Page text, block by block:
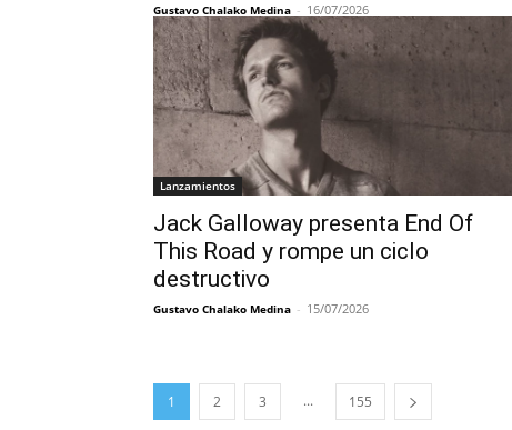
Gustavo Chalako Medina - 16/07/2026
Lanzamientos
Jack Galloway presenta End Of
This Road y rompe un ciclo
destructivo
Gustavo Chalako Medina - 15/07/2026
1 2 3 ... 155